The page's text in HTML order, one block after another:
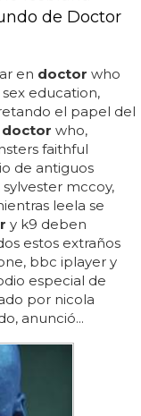
de Doctor
en doctor who
education,
el papel del
doctor who,
faithful
de antiguos
mccoy,
leela se
y k9 deben
estos extraños
bbc iplayer y
especial de
por nicola
anunció...